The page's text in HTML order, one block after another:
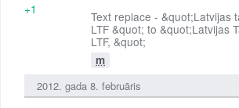
Text replace - &quot;Latvijas
LTF &quot; to &quot;Latvijas
LTF, &quot;
m
+1
2012. gada 8. februāris